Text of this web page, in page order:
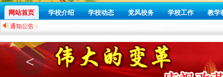
网站首页 学校介绍 学校动态 党风校务 学校工作 教学
通知公告：
<